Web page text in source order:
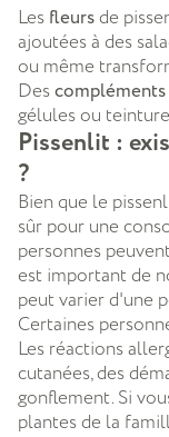
Les fleursde
ajoutées à des
ou même
Descompléments
gélules ou
Pissenlit :
?
Bien que le
sûr pour une
personnes
est important de
peut varier d'une
Certaines
Les réactions
cutanées, des
gonflement. Si
plantes de la